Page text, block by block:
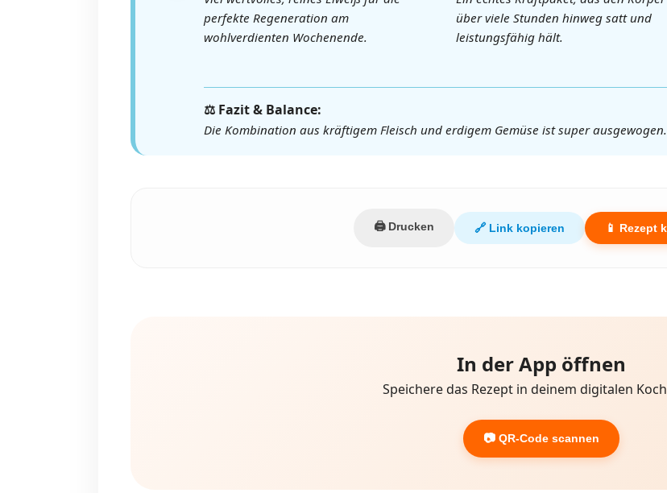
perfekte Regeneration am
wohlverdienten Wochenende.
über viele Stunden hinweg satt und
leistungsfähig hält.
⚖️ Fazit & Balance:
Die Kombination aus kräftigem Fleisch und erdigem Gemüse ist super ausgewogen.
🖨️ Drucken 🔗 Link kopieren 📱 Rezept
In der App öffnen
Speichere das Rezept in deinem digitalen
📷 QR-Code scannen